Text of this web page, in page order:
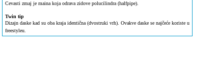
Cevasti zmaj je maina koja odrava zidove polucilindra (halfpipe).
Twin tip
Dizajn daske kad su oba kraja identična (dvostruki vrh). Ovakve daske se najčeće koriste u
freestyleu.